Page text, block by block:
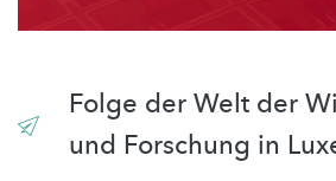
Folge der Welt der
und Forschung in